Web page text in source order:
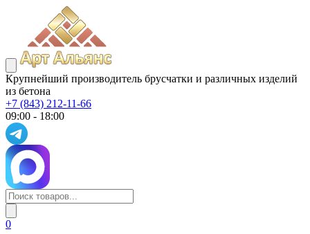
Крупнейший производитель брусчатки и различных изделий
из бетона
+7 (843) 212-11-66
09:00 - 18:00
0